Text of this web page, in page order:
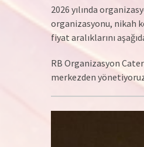
2026 yılında
organizasyonu, nikah
fiyat aralıklarını
RB Organizasyon
merkezden